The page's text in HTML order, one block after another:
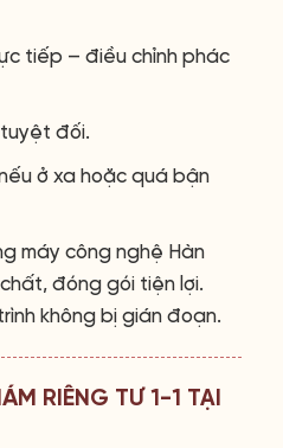
tiếp – điều chỉnh phác
đối.
ở xa hoặc quá bận
máy công nghệ Hàn
đóng gói tiện lợi.
không bị gián đoạn.
RIÊNG TƯ 1-1 TẠI